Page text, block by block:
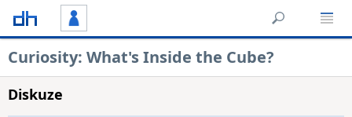
Curiosity: What's Inside the Cube?
Diskuze